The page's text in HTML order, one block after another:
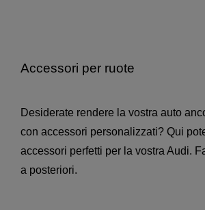
Accessori per ruote
Desiderate rendere la vostra auto
con accessori personalizzati? Qui
accessori perfetti per la vostra Audi.
a posteriori.